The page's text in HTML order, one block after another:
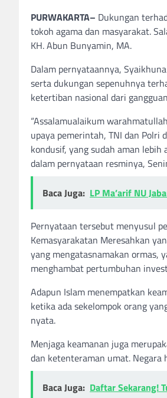
PURWAKARTA– Dukungan
tokoh agama dan masyarakat.
KH. Abun Bunyamin, MA.
Dalam pernyataannya,
serta dukungan sepenuhnya
ketertiban nasional dari
“Assalamualaikum
upaya pemerintah, TNI dan Polri
kondusif, yang sudah aman
dalam pernyataan resminya,
Baca Juga: LP Ma’arif NU
Pernyataan tersebut menyusul
Kemasyarakatan Meresahkan
yang mengatasnamakan ormas,
menghambat pertumbuhan
Adapun Islam menempatkan
ketika ada sekelompok orang
nyata.
Menjaga keamanan juga
dan ketenteraman umat. Negara
Baca Juga: Daftar Sekarang!